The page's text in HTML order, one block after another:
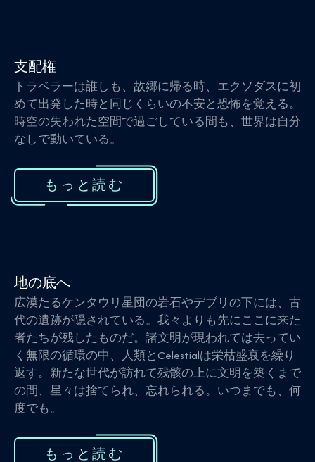
支配権
トラベラーは誰しも、故郷に帰る時、エクソダスに初
めて出発した時と同じくらいの不安と恐怖を覚える。
時空の失われた空間で過ごしている間も、世界は自分
なしで動いている。
もっと読む
地の底へ
広漠たるケンタウリ星団の岩石やデブリの下には、古
代の遺跡が隠されている。我々よりも先にここに来た
者たちが残したものだ。諸文明が現われては去ってい
く無限の循環の中、人類とCelestialは栄枯盛衰を繰り
返す。新たな世代が訪れて残骸の上に文明を築くまで
の間、星々は捨てられ、忘れられる。いつまでも、何
度でも。
もっと読む